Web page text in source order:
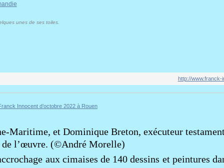
unes de ses toiles.
http://www.franck-
Maritime, et Dominique Breton, exécuteur
l’œuvre. (©André Morelle)
aux cimaises de 140 dessins etpeintures